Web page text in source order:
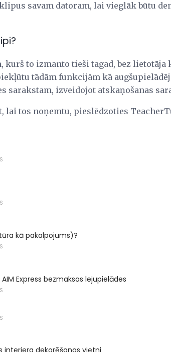
savam datoram, lai vieglāk būtu
kurš to izmanto tieši tagad, bez lietotāja
tādām funkcijām kā
sarakstam, izveidojot atskaņošanas
lai tos noņemtu, pieslēdzoties
kā pakalpojums)?
Express bezmaksas lejupielādes